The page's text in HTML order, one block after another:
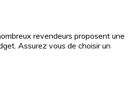
revendeurs proposent une
Assurez vous de choisir un